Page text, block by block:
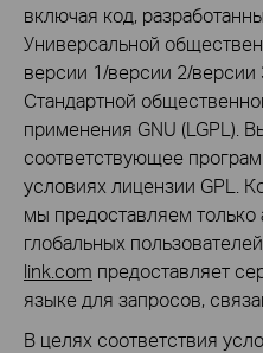
включая код,
Универсальной
версии 1/версии 2/версии
Стандартной
применения GNU (LGPL).
соответствующее
условиях лицензии GPL.
мы предоставляем только
глобальных
link.com предоставляет
языке для запросов,
В целях соответствия